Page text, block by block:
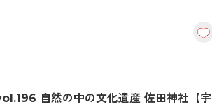
自然の中の文化遺産 佐田神社【宇